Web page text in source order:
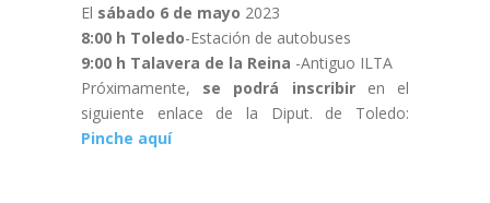
El sábado 6 de mayo 2023
8:00 h Toledo-Estación de autobuses
9:00 h Talavera de la Reina -Antiguo ILTA
Próximamente, se podrá inscribiren el
siguiente enlace de la Diput. de Toledo:
Pinche aquí